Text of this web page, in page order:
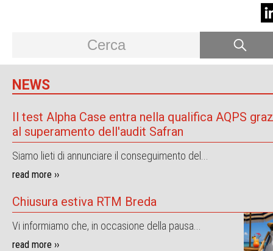
NEWS
Il test Alpha Case entra nella qualifica AQPS
al superamento dell'audit Safran
Siamo lieti di annunciare il conseguimento del...
read more ››
Chiusura estiva RTM Breda
Vi informiamo che, in occasione della pausa...
read more ››